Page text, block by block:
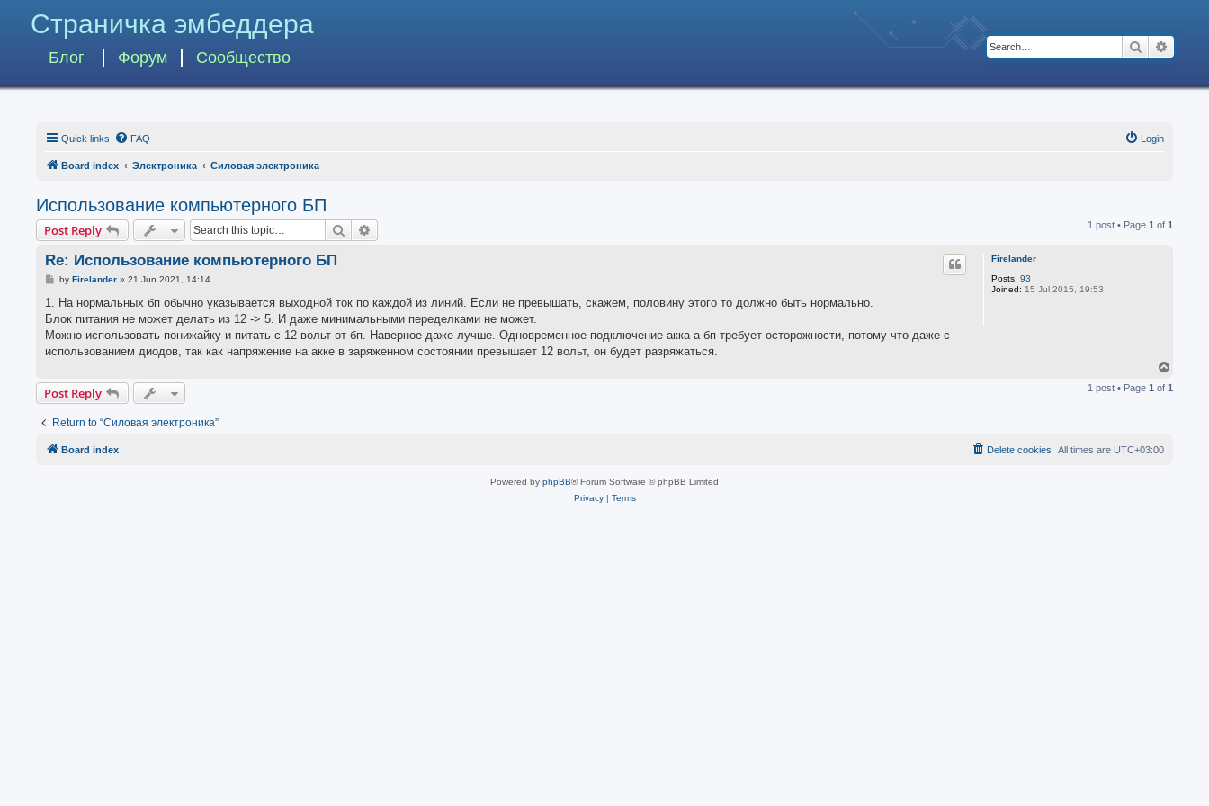
Страничка эмбеддера
Блог Форум Сообщество
Search
Quick links FAQ Login
Board index Электроника Силовая электроника
Использование компьютерного БП
Post Reply Search 1 post • Page 1 of 1
Firelander
Posts: 93
Joined: 15 Jul 2015, 19:53
Re: Использование компьютерного БП
P
s
by Firelander» 21 Jun 2021, 14:14
1. На нормальных бп обычно указывается выходной ток по каждой из линий. Если не превышать, скажем, половину этого то должно быть нормально.
Блок питания не может делать из 12 -> 5. И даже минимальными переделками не может.
Можно использовать понижайку и питать с 12 вольт от бп. Наверное даже лучше. Одновременное подключение акка а бп требует осторожности, потому что даже с
использованием диодов, так как напряжение на акке в заряженном состоянии превышает 12 вольт, он будет разряжаться.
p
Post Reply 1 post • Page 1 of 1
Return to “Силовая электроника”
Board index All times are UTC+03:00
Delete cookies
Powered by phpBB® Forum Software © phpBB Limited
Privacy| Terms